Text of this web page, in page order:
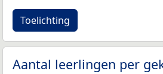
Toelichting
Aantal leerlingen per